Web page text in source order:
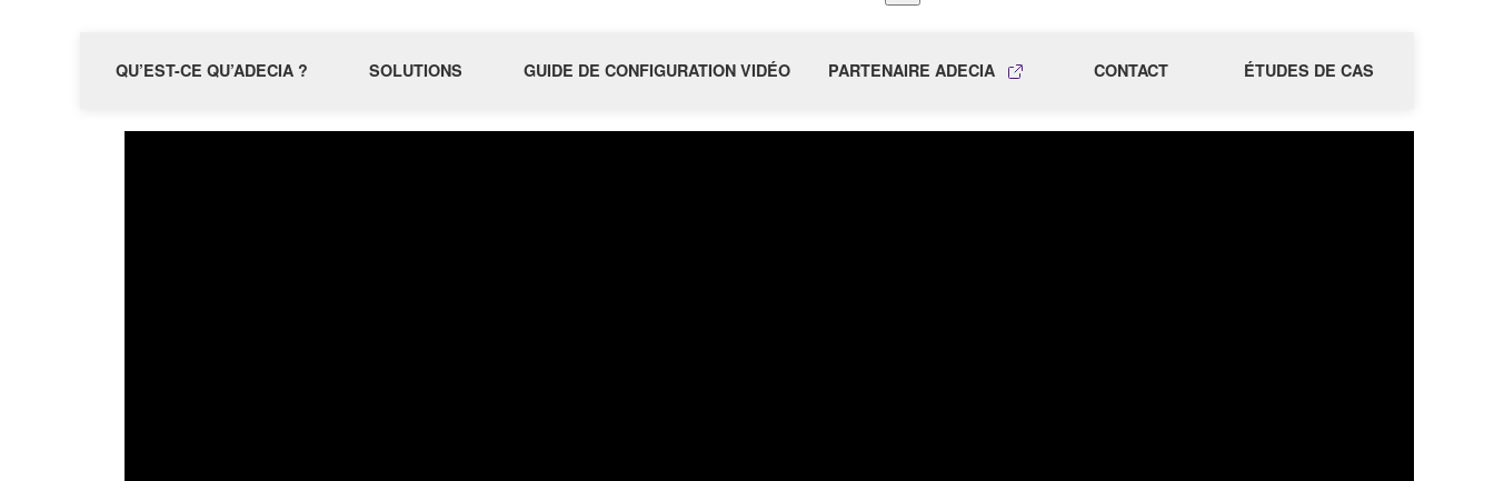
QU’EST-CE QU’ADECIA ? SOLUTIONS GUIDE DE CONFIGURATION VIDÉO PARTENAIRE ADECIA CONTACT ÉTUDES DE CAS